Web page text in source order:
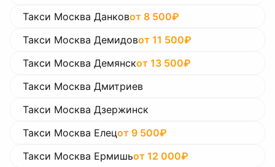
Такси Москва Данковот 8 500₽
Такси Москва Демидовот 11 500₽
Такси Москва Демянскот 13 500₽
Такси Москва Дмитриев
Такси Москва Дзержинск
Такси Москва Елецот 9 500₽
Такси Москва Ермишьот 12 000₽